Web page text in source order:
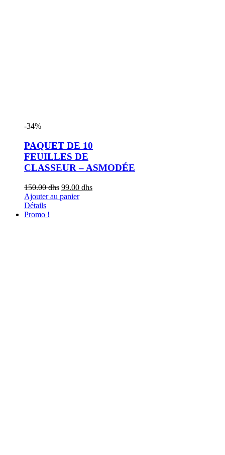
-34%
PAQUET DE 10
FEUILLES DE
CLASSEUR – ASMODÉE
150.00dhs 99.00 dhs
Ajouter au panier
Détails
Promo !